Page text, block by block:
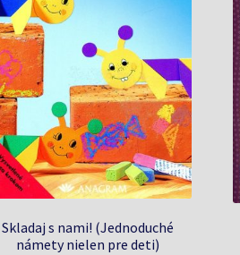
Skladaj s nami! (Jednoduché
námety nielen pre deti)